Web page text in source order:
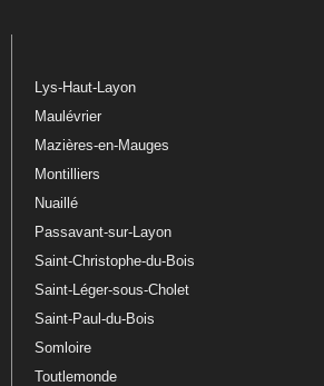
Lys-Haut-Layon
Maulévrier
Mazières-en-Mauges
Montilliers
Nuaillé
Passavant-sur-Layon
Saint-Christophe-du-Bois
Saint-Léger-sous-Cholet
Saint-Paul-du-Bois
Somloire
Toutlemonde